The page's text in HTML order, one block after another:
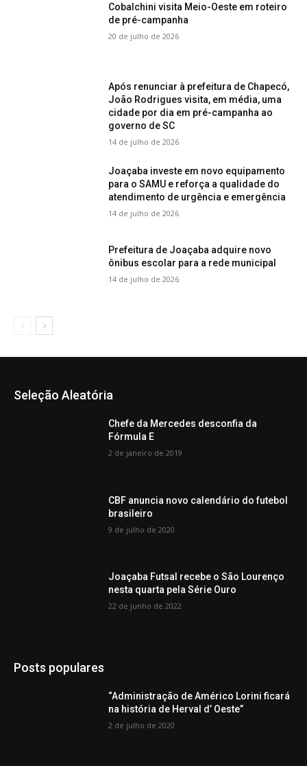
Cobalchini visita Meio-Oeste em roteiro
de pré-campanha
20 de julho de 2026
Após renunciar à prefeitura de Chapecó,
João Rodrigues visita, em média, uma
cidade por dia em pré-campanha ao
governo de SC
14 de julho de 2026
Joaçaba investe em novo equipamento
para o SAMU e reforça a qualidade do
atendimento de urgência e emergência
14 de julho de 2026
Prefeitura de Joaçaba adquire novo
ônibus escolar para a rede municipal
14 de julho de 2026
Seleção Aleatória
Chefe da Mercedes desconfia da
Fórmula E
2 de janeiro de 2019
CBF anuncia novo calendário do futebol
brasileiro
9 de julho de 2020
Joaçaba Futsal recebe o São Lourenço
nesta quarta pela Série Ouro
22 de junho de 2022
Posts populares
“Administração de Américo Lorini ficará
na história de Herval d’ Oeste”
2 de julho de 2020